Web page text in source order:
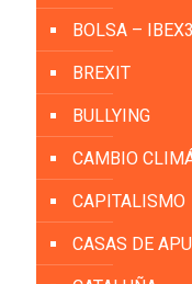
BOLSA –
BREXIT
BULLYING
CAMBIO
CAPITALISMO
CASAS DE